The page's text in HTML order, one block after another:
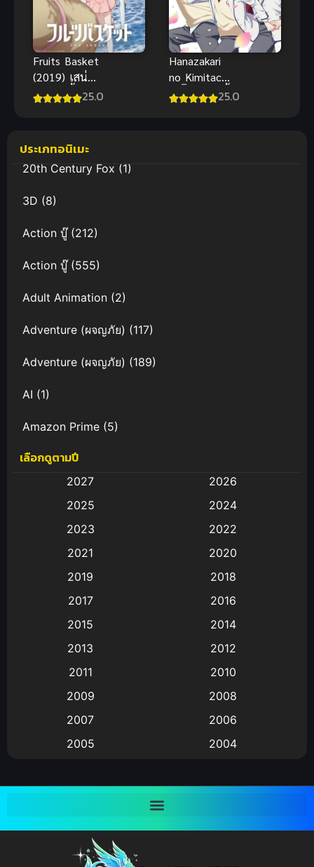
Fruits Basket
(2019) เสน่ห์
สาวข้าวปั้น25.0
Hanazakari
no Kimitachi
e ปิ๊งรักสลับขั้ว
25.0
ประเภทอนิเมะ
20th Century Fox(1)
3D (8)
Action บู๊(212)
Action บู๊(555)
Adult Animation (2)
Adventure (ผจญภัย) (117)
Adventure (ผจญภัย) (189)
AI (1)
Amazon Prime (5)
Anal (ประตูหลัง)
Animation การ์ตูน
Animation อนิเมะ
Animation แอนิเมชัน
(9)
Big tits (นมใหญ่)
Bitch (ผู้หญิงร่าน)
Bondage (ทาส)(1)
เลือกดูตามปี
2027
2026
2025
2024
2023
2022
2021
2020
2019
2018
2017
2016
2015
2014
2013
2012
2011
2010
2009
2008
2007
2006
2005
2004
1997
1993